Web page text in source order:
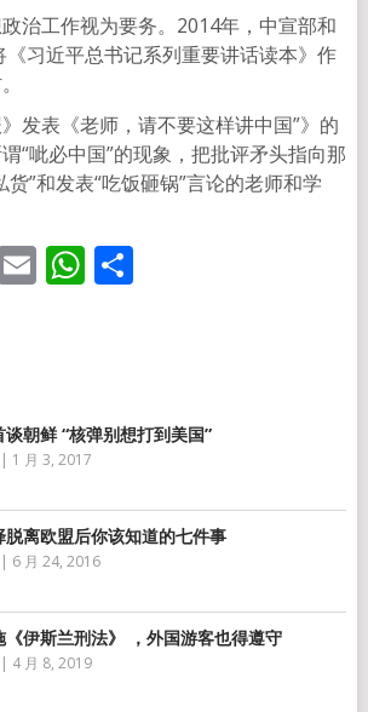
治工作视为要务。2014年，中宣部和
《习近平总书记系列重要讲话读本》作
发表《老师，请不要这样讲中国”》的
“呲必中国”的现象，把批评矛头指向那
”和发表“吃饭砸锅”言论的老师和学
EmailWhatsApp
分
朝鲜 “核弹别想打到美国”
| 1 月 3, 2017
脱离欧盟后你该知道的七件事
| 6 月 24, 2016
《伊斯兰刑法》 ，外国游客也得遵守
| 4 月 8, 2019